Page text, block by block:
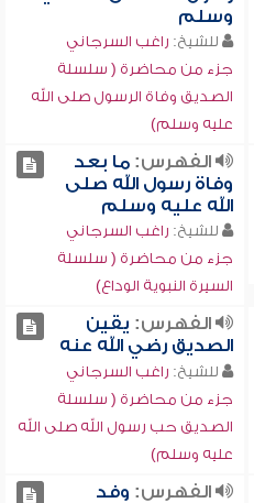
وسلم
للشيخ: راغب السرجاني
جزء من محاضرة ( سلسلة
الصديق وفاة الرسول صلى الله
عليه وسلم)
الفهرس:ما بعد
وفاة رسول الله صلى
الله عليه وسلم
للشيخ: راغب السرجاني
جزء من محاضرة ( سلسلة
السيرة النبوية الوداع)
الفهرس: يقين
الصديق رضي الله عنه
للشيخ: راغب السرجاني
جزء من محاضرة ( سلسلة
الصديق حب رسول الله صلى الله
عليه وسلم)
الفهرس: وفد